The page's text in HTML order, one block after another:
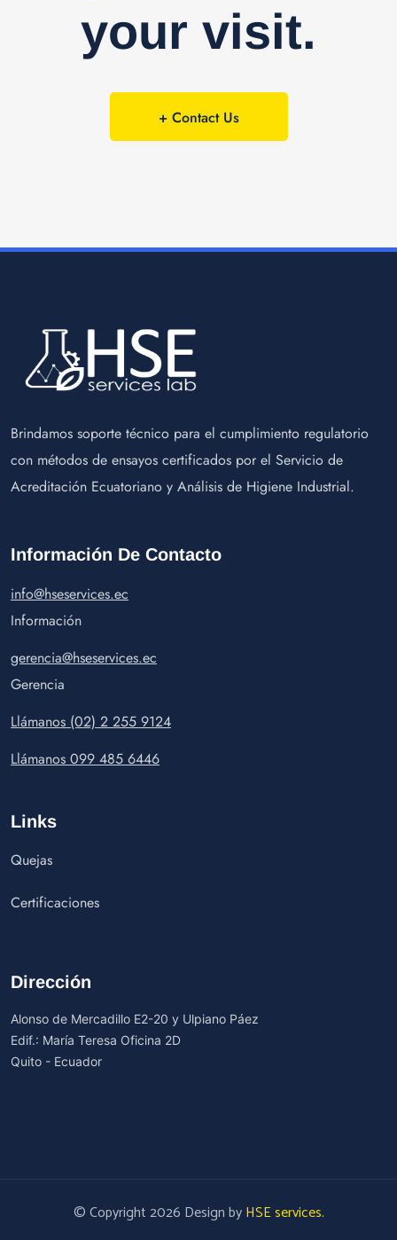
your visit.
+ Contact Us
Brindamos soporte técnico para el cumplimiento regulatorio
con métodos de ensayos certificados por el Servicio de
Acreditación Ecuatoriano y Análisis de Higiene Industrial.
Información De Contacto
info@hseservices.ec
Información
gerencia@hseservices.ec
Gerencia
Llámanos (02) 2 255 9124
Llámanos 099 485 6446
Links
Quejas
Certificaciones
Dirección
Alonso de Mercadillo E2-20 y Ulpiano Páez
Edif.: María Teresa Oficina 2D
Quito - Ecuador
© Copyright 2026 Design byHSE services.